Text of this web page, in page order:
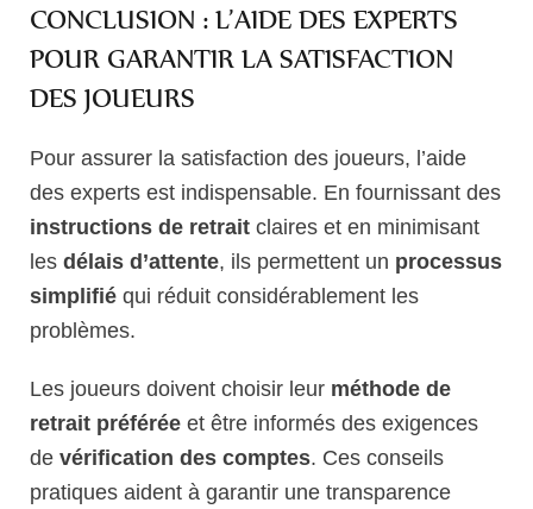
CONCLUSION : L’AIDE DES EXPERTS
POUR GARANTIR LA SATISFACTION
DES JOUEURS
Pour assurer la satisfaction des joueurs, l’aide
des experts est indispensable. En fournissant des
instructions de retrait claires et en minimisant
les délais d’attente, ils permettent un processus
simplifié qui réduit considérablement les
problèmes.
Les joueurs doivent choisir leur méthode de
retrait préférée et être informés des exigences
de vérification des comptes. Ces conseils
pratiques aident à garantir une transparence